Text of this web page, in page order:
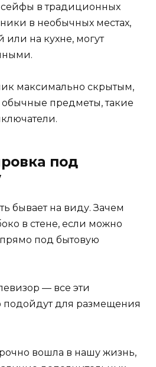
в традиционных
в необычных местах,
на кухне, могут
максимально скрытым,
предметы, такие
под
бывает на виду. Зачем
в стене, если можно
под бытовую
— все эти
подойдут для размещения
вошла в нашу жизнь,